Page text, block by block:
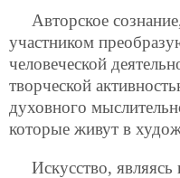
Авторское
участником
человеческой
творческой
духовного
которые живут в
Искусство,